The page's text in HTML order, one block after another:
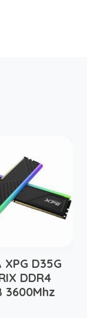
XPG D35G
DDR4
3600Mhz